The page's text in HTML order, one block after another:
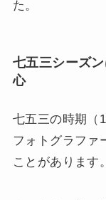
た。
七五三シーズ
心
七五三の時期（
フォトグラファ
ことがあります。